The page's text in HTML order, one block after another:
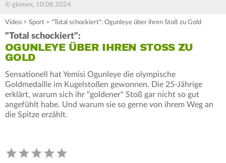
© glomex, 10.08.2024
Video > Sport > "Total schockiert": Ogunleye über ihren Stoß zu Gold
"Total schockiert":
OGUNLEYE ÜBER IHREN STOSS ZU G
OLD
Sensationell hat Yemisi Ogunleye die olympische
Goldmedaille im Kugelstoßen gewonnen. Die 25-Jährige
erklärt, warum sich ihr "goldener" Stoß gar nicht so gut
angefühlt habe. Und warum sie so gerne von ihrem Weg an
die Spitze erzählt.